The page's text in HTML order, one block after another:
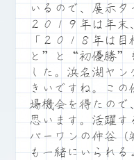
いるので、展示タ
２０１９年は年末
「２０１８年は
と”と“初優勝”
した。浜名湖ヤ
きいですね。こ
場機会を得たので
思います。活躍す
バーワンの仲谷（
も一緒にいられる